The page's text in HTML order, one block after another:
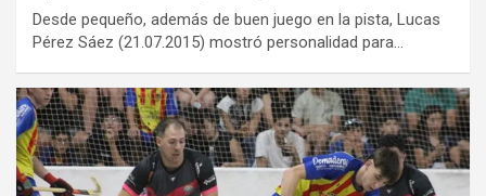
Desde pequeño, además de buen juego en la pista, Lucas
Pérez Sáez (21.07.2015) mostró personalidad para…